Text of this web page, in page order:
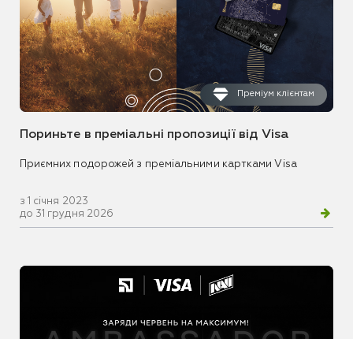
Преміум клієнтам
Пориньте в преміальні пропозиції від Visa
Приємних подорожей з преміальними картками Visa
з 1 січня 2023
до 31 грудня 2026